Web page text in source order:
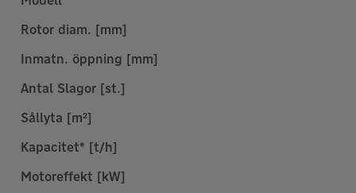
Rotor diam. [mm]
Inmatn. öppning [mm]
Antal Slagor [st.]
Sållyta [m²]
Kapacitet* [t/h]
Motoreffekt [kW]